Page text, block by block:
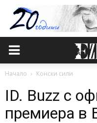
Начало Конски сили
ID. Buzz с
премиера в